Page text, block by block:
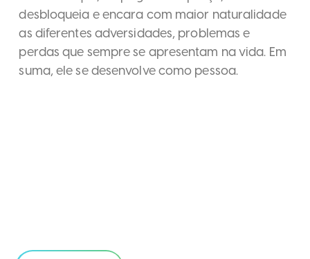
desbloqueia e encara com maior naturalidade
as diferentes adversidades, problemas e
perdas que sempre se apresentam na vida. Em
suma, ele se desenvolve como pessoa.